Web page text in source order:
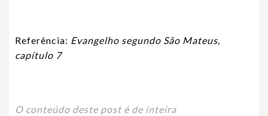
Referência: Evangelho segundo São Mateus,
capítulo 7
O conteúdo deste post é de inteira